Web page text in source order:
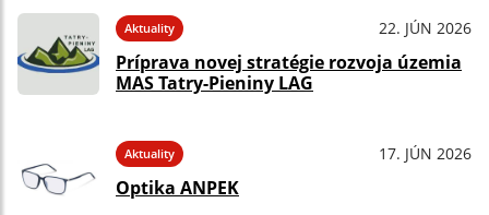
Aktuality 22. JÚN 2026
Príprava novej stratégie rozvoja územia
MAS Tatry-Pieniny LAG
Aktuality 17. JÚN 2026
Optika ANPEK